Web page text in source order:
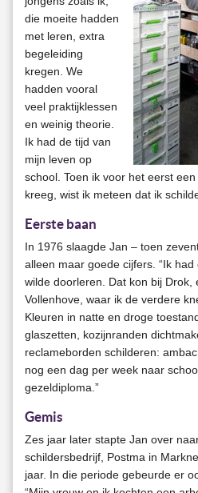
die moeite hadden
met leren, extra
begeleiding
kregen. We
hadden vooral
veel praktijklessen
en weinig theorie.
Ik had de tijd van
mijn leven op
school. Toen ik voor het eerst
kreeg, wist ik meteen dat ik
Eerste baan
In 1976 slaagde Jan – toen
alleen maar goede cijfers. “Ik
wilde doorleren. Dat kon bij Drok,
Vollenhove, waar ik de verdere
Kleuren in natte en droge
glaszetten, kozijnranden
reclameborden schilderen:
nog een dag per week naar
gezeldiploma.”
Gemis
Zes jaar later stapte Jan over
schildersbedrijf, Postma in
jaar. In die periode gebeurde er